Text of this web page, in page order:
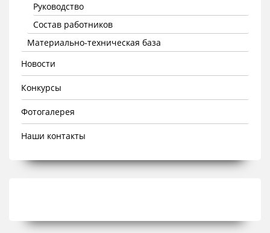
Руководство
Состав работников
Материально-техническая база
Новости
Конкурсы
Фотогалерея
Наши контакты